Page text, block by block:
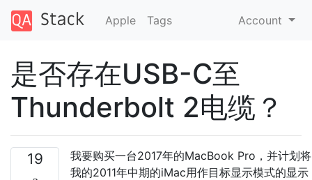
Apple Tags Account
是否存在USB-C至
Thunderbolt 2电缆？
19
我要购买一台2017年的MacBook Pro，并计划将
我的2011年中期的iMac用作目标显示模式的显示